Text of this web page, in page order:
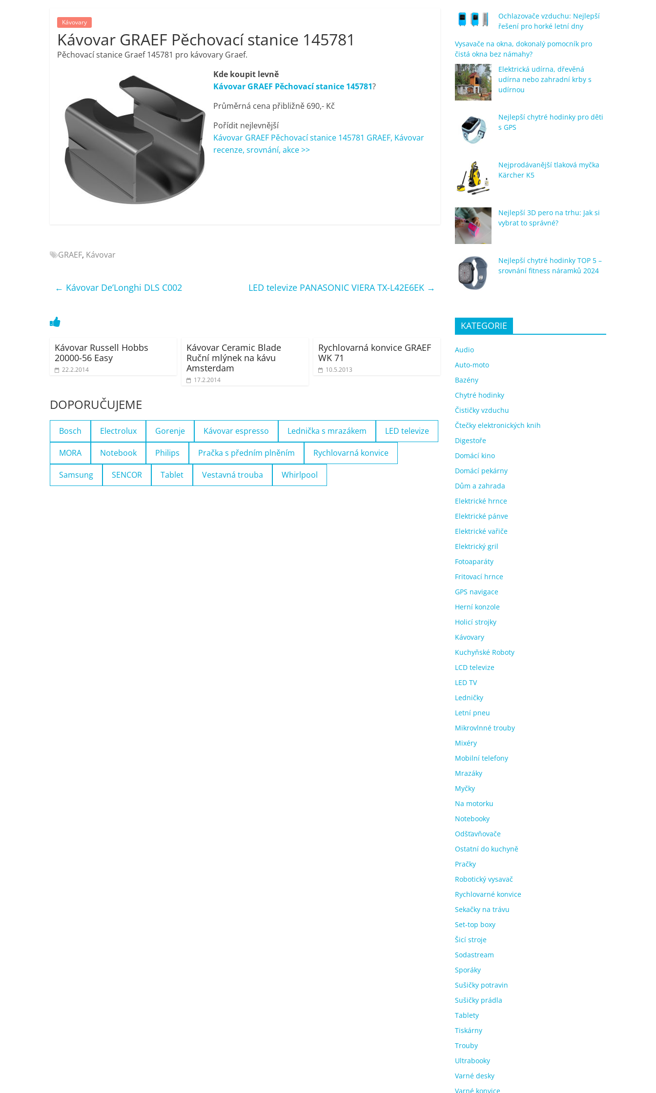
porovnání,
pračky,
televize,
notebooky,
mobilní
telefony,
kávovary,
bazény
porovnání
recenze,
notebooky,
telefony,
kávovary,
bazény
Kávovary
Kávovar GRAEF Pěchovací stanice 145781
Pěchovací stanice Graef 145781 pro kávovary Graef.
Kde koupit levně
Kávovar GRAEF Pěchovací stanice 145781?
Průměrná cena přibližně 690,- Kč
Pořídit nejlevnější
Kávovar GRAEF Pěchovací stanice 145781 GRAEF, Kávovar
recenze, srovnání, akce >>
GRAEF, Kávovar
← Kávovar De’Longhi DLS C002 LED televize PANASONIC VIERA TX-L42E6EK →
Kávovar Russell Hobbs
20000-56 Easy
22.2.2014
Kávovar Ceramic Blade
Ruční mlýnek na kávu
Amsterdam
17.2.2014
Rychlovarná konvice GRAEF
WK 71
10.5.2013
DOPORUČUJEME
Bosch Electrolux Gorenje Kávovar espresso Lednička s mrazákem LED televize
MORA Notebook Philips Pračka s předním plněním Rychlovarná konvice
Samsung SENCOR Tablet Vestavná trouba Whirlpool
Ochlazovače vzduchu: Nejlepší
řešení pro horké letní dny
Vysavače na okna, dokonalý pomocník pro
čistá okna bez námahy?
Elektrická udírna, dřevěná
udírna nebo zahradní krby s
udírnou
Nejlepší chytré hodinky pro děti
s GPS
Nejprodávanější tlaková myčka
Kärcher K5
Nejlepší 3D pero na trhu: Jak si
vybrat to správné?
Nejlepší chytré hodinky TOP 5 –
srovnání fitness náramků 2024
KATEGORIE
Audio
Auto-moto
Bazény
Chytré hodinky
Čističky vzduchu
Čtečky elektronických knih
Digestoře
Domácí kino
Domácí pekárny
Dům a zahrada
Elektrické hrnce
Elektrické pánve
Elektrické vařiče
Elektrický gril
Fotoaparáty
Fritovací hrnce
GPS navigace
Herní konzole
Holicí strojky
Kávovary
Kuchyňské Roboty
LCD televize
LED TV
Ledničky
Letní pneu
Mikrovlnné trouby
Mixéry
Mobilní telefony
Mrazáky
Myčky
Na motorku
Notebooky
Odšťavňovače
Ostatní do kuchyně
Pračky
Robotický vysavač
Rychlovarné konvice
Sekačky na trávu
Set-top boxy
Šicí stroje
Sodastream
Sporáky
Sušičky potravin
Sušičky prádla
Tablety
Tiskárny
Trouby
Ultrabooky
Varné desky
Varné konvice